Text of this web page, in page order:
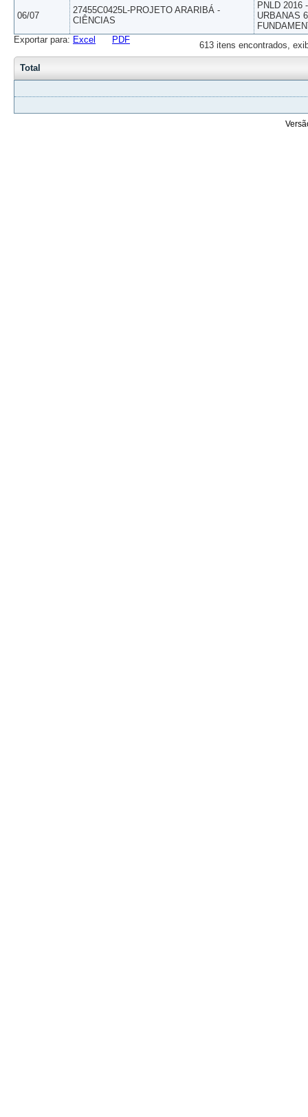
06/07
27455C0425L-PROJETO ARARIBÁ -
CIÊNCIAS
PNLD 2016
URBANAS
613 itens encontrados,
Exportar para: Excel PDF
Total